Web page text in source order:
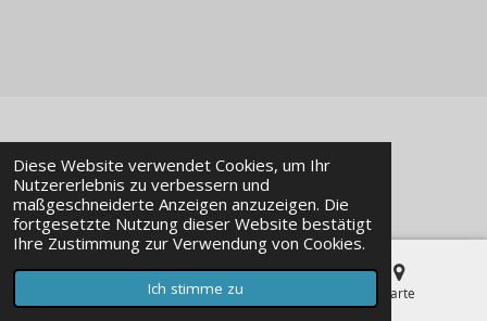
Diese Website verwendet Cookies, um Ihr
Nutzererlebnis zu verbessern und
maßgeschneiderte Anzeigen anzuzeigen. Die
fortgesetzte Nutzung dieser Website bestätigt
Ihre Zustimmung zur Verwendung von Cookies.
Ich stimme zu
© 2023 - 2026 Modellbaustudio-Online
Mit Unterstützung vonWebador
Telefon Karte